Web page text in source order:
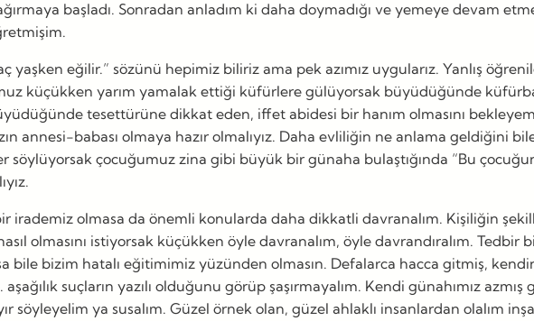
başladı. Sonradan anladım ki daha doymadığı ve yemeye devam
yaşken eğilir.” sözünü hepimiz biliriz ama pek azımız uygularız. Yanlış
küçükken yarım yamalak ettiği küfürlere gülüyorsak büyüdüğünde
tesettürüne dikkat eden, iffet abidesi bir hanım olmasını
annesi-babası olmaya hazır olmalıyız. Daha evliliğin ne anlama geldiğini
çocuğumuz zina gibi büyük bir günaha bulaştığında “Bu
irademiz olmasa da önemli konularda daha dikkatli davranalım. Kişiliğin
olmasını istiyorsak küçükken öyle davranalım, öyle davrandıralım.
bile bizim hatalı eğitimimiz yüzünden olmasın. Defalarca hacca gitmiş,
suçların yazılı olduğunu görüp şaşırmayalım. Kendi günahımız azmış
söyleyelim ya susalım. Güzel örnek olan, güzel ahlaklı insanlardan olalım